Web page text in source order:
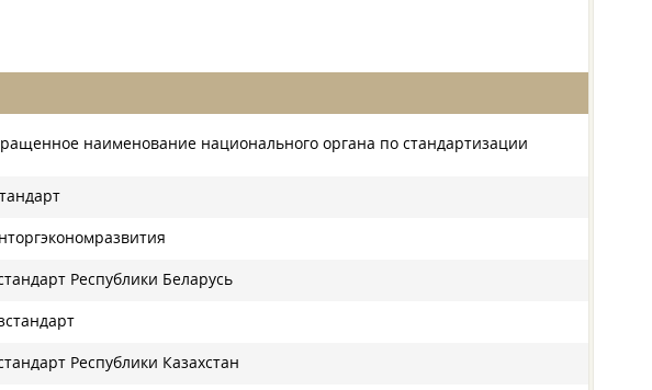
наименование национального органа по стандартизации
Республики Беларусь
Республики Казахстан